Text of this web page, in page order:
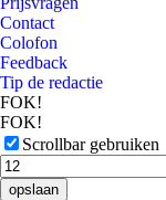
Contact
Colofon
Feedback
Tip de redactie
FOK!
FOK!
Scrollbar gebruiken
opslaan